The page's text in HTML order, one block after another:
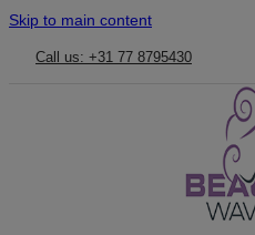
Skip to main content
Call us: +31 77 8795430